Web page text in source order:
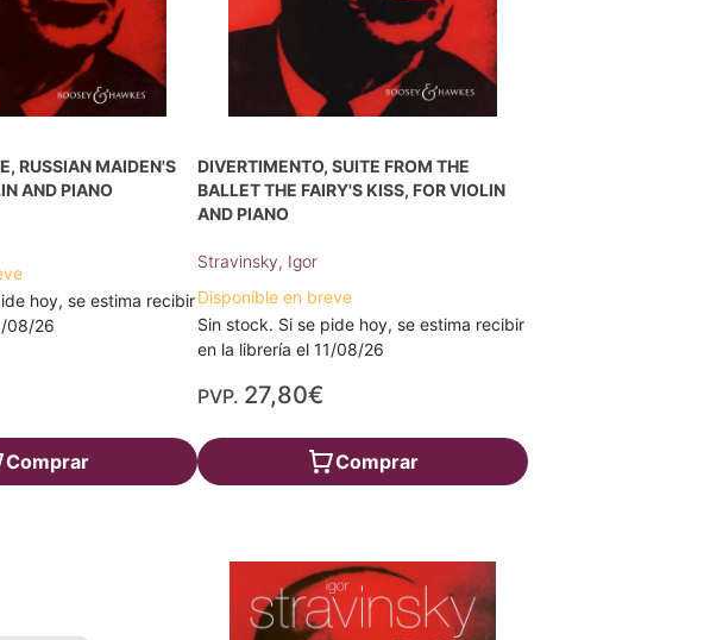
RUSSIAN MAIDEN'S
AND PIANO
hoy, se estima recibir
08/26
Comprar
DIVERTIMENTO, SUITE FROM THE
BALLET THE FAIRY'S KISS, FOR VIOLIN
AND PIANO
Stravinsky, Igor
Disponible en breve
Sin stock. Si se pide hoy, se estima recibir
en la librería el 11/08/26
PVP. 27,80€
Comprar